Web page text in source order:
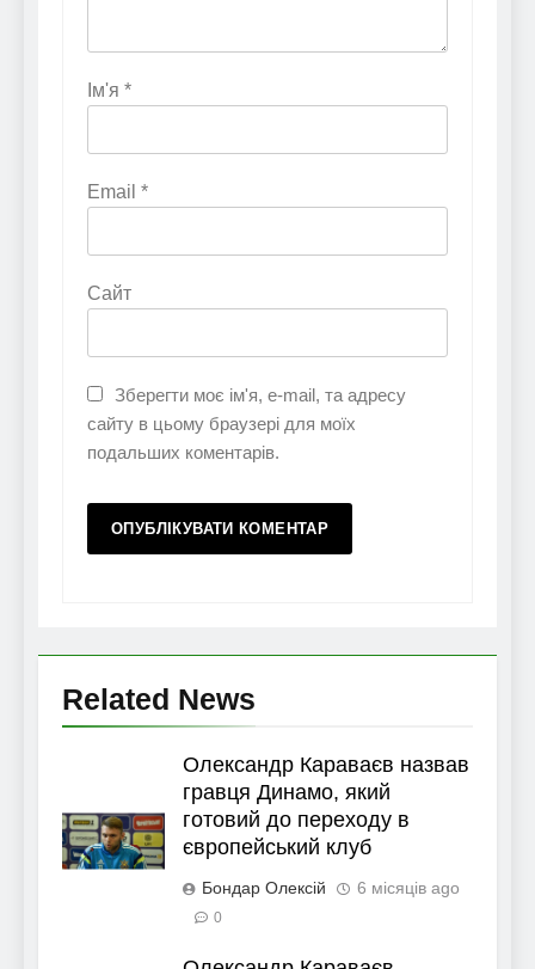
Ім'я *
Email *
Сайт
Зберегти моє ім'я, e-mail, та адресу
сайту в цьому браузері для моїх
подальших коментарів.
Related News
Олександр Караваєв назвав
гравця Динамо, який
готовий до переходу в
європейський клуб
Бондар Олексій 6 місяців ago
0